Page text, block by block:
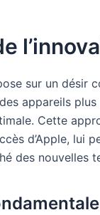
sur un désir
appareils
Cette
d’Apple, lui
des nouvelles